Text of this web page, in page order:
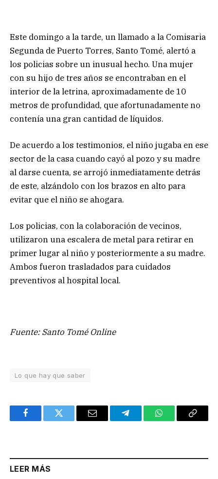
Este domingo a la tarde, un llamado a la Comisaria
Segunda de Puerto Torres, Santo Tomé, alertó a
los policias sobre un inusual hecho. Una mujer
con su hijo de tres años se encontraban en el
interior de la letrina, aproximadamente de 10
metros de profundidad, que afortunadamente no
contenía una gran cantidad de líquidos.
De acuerdo a los testimonios, el niño jugaba en ese
sector de la casa cuando cayó al pozo y su madre
al darse cuenta, se arrojó inmediatamente detrás
de este, alzándolo con los brazos en alto para
evitar que el niño se ahogara.
Los policias, con la colaboración de vecinos,
utilizaron una escalera de metal para retirar en
primer lugar al niño y posteriormente a su madre.
Ambos fueron trasladados para cuidados
preventivos al hospital local.
Fuente: Santo Tomé Online
Lo que hay que saber
FacebookTwitter Email TelegramWhatsAppCopy
LEER MÁS